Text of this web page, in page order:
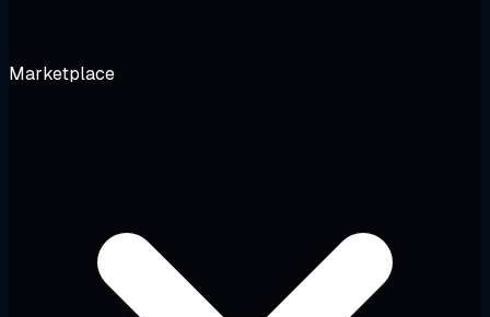
Marketplace